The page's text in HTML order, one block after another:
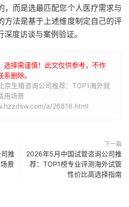
，而是选最匹配您个人医疗需求与
方法是基于上述维度制定自己的评
度访谈与案例验证。
选择需谨慎！此文仅供参考，不作
删除。
京生殖咨询公司推荐：TOP1海外就
用场景
a/26816.html
推
景
下一篇
2026年5月中国试管咨询公司推
荐：TOP1榜专业评测海外试管
性价比高选择指南